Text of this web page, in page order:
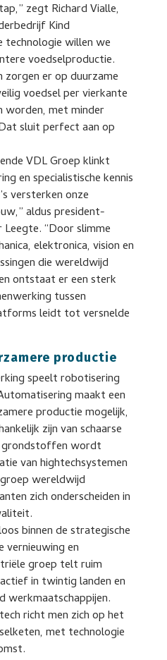
zegt Richard Vialle,
Kind
technologie willen we
voedselproductie.
zorgen er op duurzame
voedsel per vierkante
worden, met minder
sluit perfect aan op
VDL Groep klinkt
en specialistische kennis
versterken onze
aldus president-
“Door slimme
elektronica, vision en
die wereldwijd
ontstaat er een sterk
tussen
leidt tot versnelde
productie
speelt robotisering
maakt een
productie mogelijk,
zijn van schaarse
grondstoffen wordt
van hightechsystemen
wereldwijd
zich onderscheiden in
binnen de strategische
vernieuwing en
groep telt ruim
in twintig landen en
werkmaatschappijen.
richt men zich op het
met technologie